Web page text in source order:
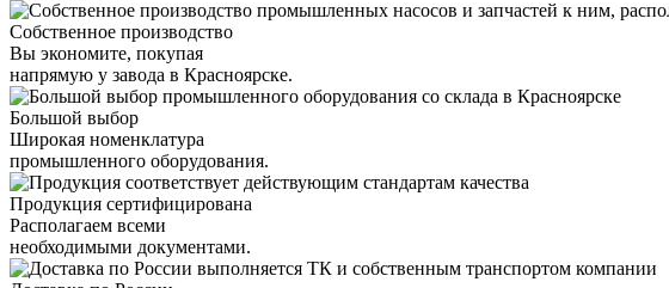
Собственное производство
Вы экономите, покупая
напрямую у завода в Красноярске.
Большой выбор
Широкая номенклатура
промышленного оборудования.
Продукция сертифицирована
Располагаем всеми
необходимыми документами.